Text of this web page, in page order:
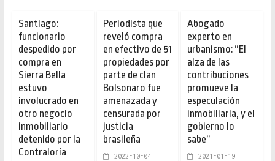
Santiago:
funcionario
despedido por
compra en
Sierra Bella
estuvo
involucrado en
otro negocio
inmobiliario
detenido por la
Contraloría
Periodista que
reveló compra
en efectivo de 51
propiedades por
parte de clan
Bolsonaro fue
amenazada y
censurada por
justicia
brasileña
2022-10-04
Abogado
experto en
urbanismo: “El
alza de las
contribuciones
promueve la
especulación
inmobiliaria, y el
gobierno lo
sabe”
2021-01-19